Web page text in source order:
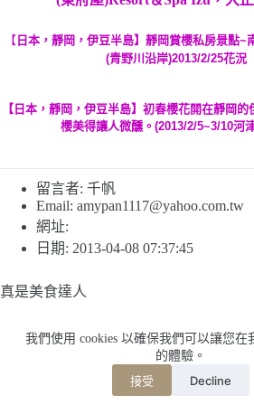
我們使用 cookies 以確保我們可以讓您在
的體驗。
接受 Decline
【 日本，靜岡，伊豆半島】靜岡賞櫻私房景點~
(青野川沿岸)2013/2/25花況
【日本，靜岡，伊豆半島】初春櫻花開在靜岡
櫻美得讓人微醺。(2013/2/5~3/10河
留言者: 千帆
Email: amypan1117@yahoo.com.tw
網址:
日期: 2013-04-08 07:37:45
真是美食達人
[版主回覆04/15/2013 15:54:45]謝謝ㄌ，